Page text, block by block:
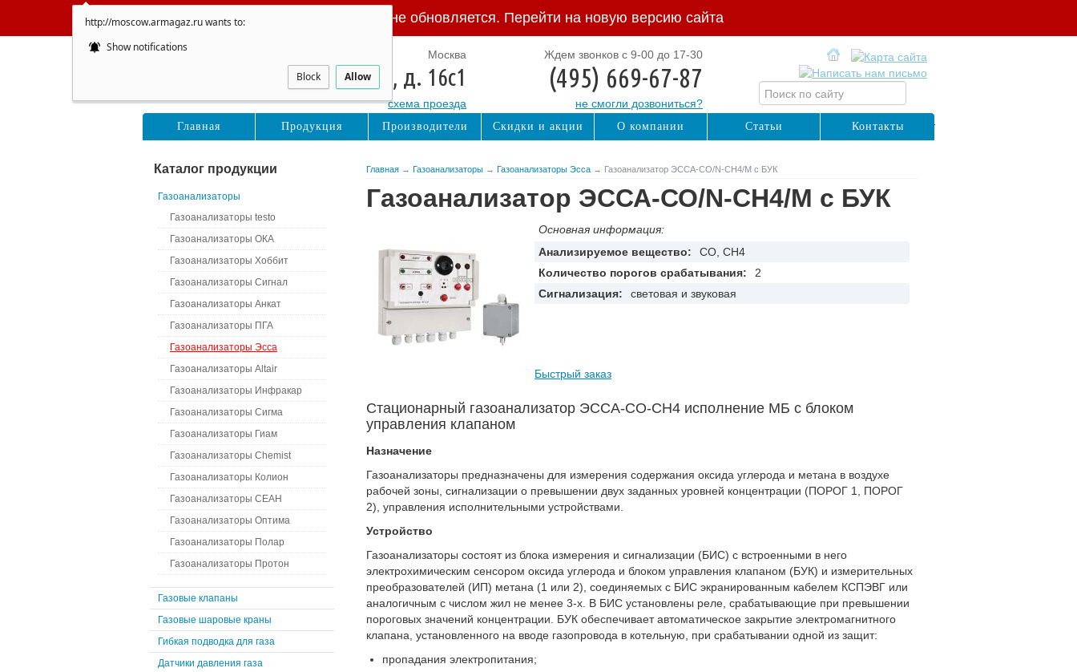
http://moscow.armagaz.ru wants to:
Show notifications
Block Allow
Сайт не обновляется. Перейти на новую версию сайта
Главная → Газоанализаторы → Газоанализаторы Эсса → Газоанализатор ЭССА-СО/N-СН4/M с БУК
Газоанализатор ЭССА-СО/N-СН4/M с БУК
Основная информация:
Анализируемое вещество:
CО, СН4
Количество порогов срабатывания:
2
Сигнализация:
световая и звуковая
Быстрый заказ
Стационарный газоанализатор ЭССА-CO-CH4 исполнение МБ с блоком
управления клапаном
Назначение
Газоанализаторы предназначены для измерения содержания оксида углерода и метана в воздухе
рабочей зоны, сигнализации о превышении двух заданных уровней концентрации (ПОРОГ 1, ПОРОГ
2), управления исполнительными устройствами.
Устройство
Газоанализаторы состоят из блока измерения и сигнализации (БИС) с встроенными в него
электрохимическим сенсором оксида углерода и блоком управления клапаном (БУК) и измерительных
преобразователей (ИП) метана (1 или 2), соединяемых с БИС экранированным кабелем КСПЭВГ или
аналогичным с числом жил не менее 3-х. В БИС установлены реле, срабатывающие при превышении
пороговых значений концентрации. БУК обеспечивает автоматическое закрытие электромагнитного
клапана, установленного на вводе газопровода в котельную, при срабатывании одной из защит:
пропадания электропитания;
Каталог продукции
Газоанализаторы
Газоанализаторы testo
Газоанализаторы ОКА
Газоанализаторы Хоббит
Газоанализаторы Сигнал
Газоанализаторы Анкат
Газоанализаторы ПГА
Газоанализаторы Эсса
Газоанализаторы Altair
Газоанализаторы Инфракар
Газоанализаторы Сигма
Газоанализаторы Гиам
Газоанализаторы Chemist
Газоанализаторы Колион
Газоанализаторы СЕАН
Газоанализаторы Оптима
Газоанализаторы Полар
Газоанализаторы Протон
Газовые клапаны
Газовые шаровые краны
Гибкая подводка для газа
Датчики давления газа
Москва
Восточная, д. 16с1
схема проезда
Ждем звонков с 9-00 до 17-30
(495) 669-67-87
не смогли дозвониться?
полный список продукции
Главная Продукция Производители Скидки и акции О компании Статьи Контакты